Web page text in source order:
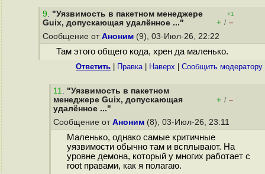
9. "Уязвимость в пакетном менеджере
Guix, допускающая удалённое ..."
+1
+ / –
Сообщение от Аноним (9), 03-Июл-26, 22:22
Там этого общего кода, хрен да маленько.
Ответить Правка| Наверх Cообщить модератору
11. "Уязвимость в пакетном
менеджере Guix, допускающая
удалённое ..."
+ / –
Сообщение от Аноним (8), 03-Июл-26, 23:11
Маленько, однако самые критичные
уязвимости обычно там и всплывают. На
уровне демона, который у многих работает с
root правами, как я полагаю.